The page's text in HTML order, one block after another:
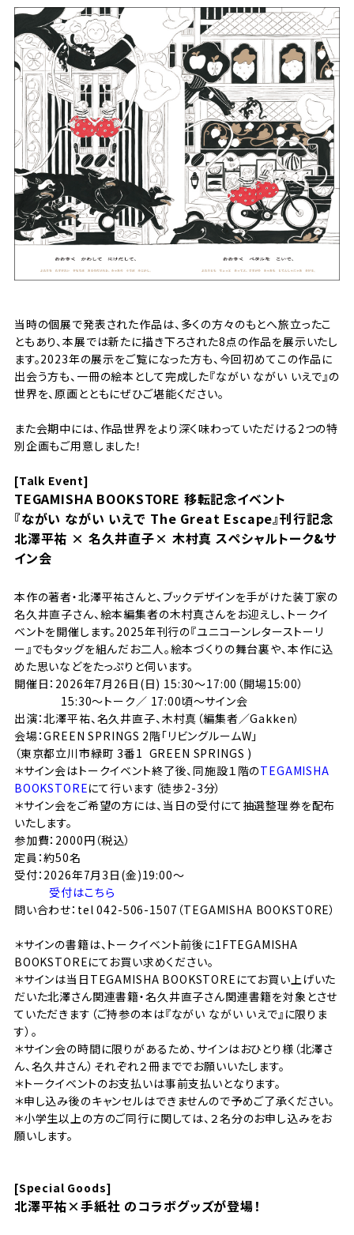
当時の個展で発表された作品は、多くの方々のもとへ旅立ったこ
ともあり、本展では新たに描き下ろされた8点の作品を展示いたし
ます。2023年の展示をご覧になった方も、今回初めてこの作品に
出会う方も、一冊の絵本として完成した『ながい ながい いえで』の
世界を、原画とともにぜひご堪能ください。
また会期中には、 作品世界をより深く味わっていただける2つの特
別企画もご用意しました！
[Talk Event]
TEGAMISHA BOOKSTORE 移転記念イベント
『ながい ながい いえで The Great Escape』刊行記念
北澤平祐 × 名久井直子× 木村真 スペシャルトーク&サ
イン会
本作の著者・北澤平祐さんと、ブックデザインを手がけた装丁家の
名久井直子さん、絵本編集者の木村真さんをお迎えし、トークイ
ベントを開催します。 2025年刊行の『ユニコーンレターストーリ
ー』でもタッグを組んだお二人。絵本づくりの舞台裏や、本作に込
めた思いなどをたっぷりと伺います。
開催日：2026年7月26日(日) 15:30〜17:00（開場15:00）
15:30〜トーク／ 17:00頃〜サイン会
出演：北澤平祐、名久井直子、 木村真（編集者／Gakken）
会場：GREEN SPRINGS 2階「リビングルームW」
（東京都立川市緑町 3番1 GREEN SPRINGS )
＊サイン会はトークイベント終了後、同施設１階のTEGAMISHA
BOOKSTOREにて行います（徒歩2-3分）
＊サイン会をご希望の方には、当日の受付にて抽選整理券を配布
いたします。
参加費：2000円（税込）
定員：約50名
受付： 2026年7月3日(金)19:00〜
受付はこちら
問い合わせ：tel 042-506-1507（TEGAMISHA BOOKSTORE）
＊サインの書籍は、トークイベント前後に1FTEGAMISHA
BOOKSTOREにてお買い求めください。
＊サインは当日TEGAMISHA BOOKSTOREにてお買い上げいた
だいた北澤さん関連書籍・名久井直子さん関連書籍を対象とさせ
ていただきます（ご持参の本は『ながい ながい いえで』に限りま
す）。
＊サイン会の時間に限りがあるため、サインはおひとり様（北澤さ
ん、名久井さん）それぞれ２冊まででお願いいたします。
＊トークイベントのお支払いは事前支払いとなります。
＊申し込み後のキャンセルはできませんので予めご了承ください。
＊小学生以上の方のご同行に関しては、２名分のお申し込みをお
願いします。
[Special Goods]
北澤平祐×手紙社 のコラボグッズが登場！